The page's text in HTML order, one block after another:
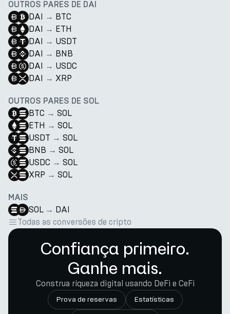
OUTROS PARES DE DAI
DAI → BTC
DAI → ETH
DAI → USDT
DAI → BNB
DAI → USDC
DAI → XRP
OUTROS PARES DE SOL
BTC → SOL
ETH → SOL
USDT → SOL
BNB → SOL
USDC → SOL
XRP → SOL
MAIS
SOL → DAI
Todas as conversões de cripto
Confiança primeiro.
Ganhe mais.
Construa riqueza digital usando DeFi e CeFi
Prova de reservas Estatísticas